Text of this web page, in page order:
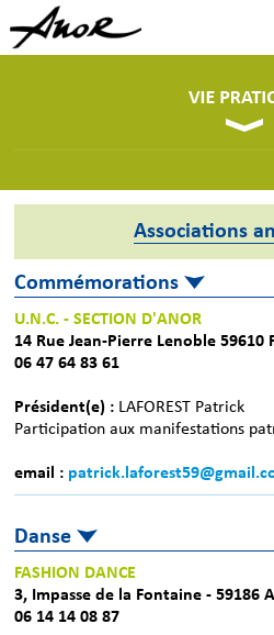
Associations
Commémorations
U.N.C. - SECTION D'ANOR
14 Rue Jean-Pierre Lenoble 59610
06 47 64 83 61
Président(e) : LAFOREST Patrick
Participation aux manifestations
email :
Danse
FASHION DANCE
3, Impasse de la Fontaine - 59186
06 14 14 08 87